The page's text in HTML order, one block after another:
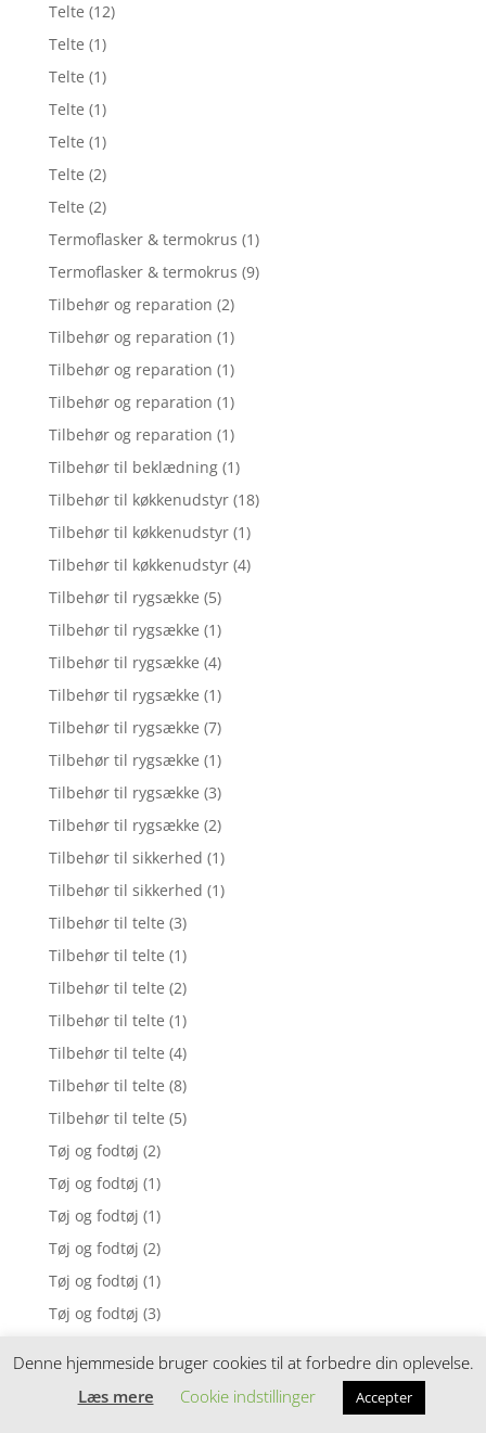
Telte (12)
Telte (1)
Telte (1)
Telte (1)
Telte (1)
Telte (2)
Telte (2)
Termoflasker & termokrus (1)
Termoflasker & termokrus (9)
Tilbehør og reparation (2)
Tilbehør og reparation (1)
Tilbehør og reparation (1)
Tilbehør og reparation (1)
Tilbehør og reparation (1)
Tilbehør til beklædning (1)
Tilbehør til køkkenudstyr (18)
Tilbehør til køkkenudstyr (1)
Tilbehør til køkkenudstyr (4)
Tilbehør til rygsække (5)
Tilbehør til rygsække (1)
Tilbehør til rygsække (4)
Tilbehør til rygsække (1)
Tilbehør til rygsække (7)
Tilbehør til rygsække (1)
Tilbehør til rygsække (3)
Tilbehør til rygsække (2)
Tilbehør til sikkerhed (1)
Tilbehør til sikkerhed (1)
Tilbehør til telte (3)
Tilbehør til telte (1)
Tilbehør til telte (2)
Tilbehør til telte (1)
Tilbehør til telte (4)
Tilbehør til telte (8)
Tilbehør til telte (5)
Tøj og fodtøj (2)
Tøj og fodtøj (1)
Tøj og fodtøj (1)
Tøj og fodtøj (2)
Tøj og fodtøj (1)
Tøj og fodtøj (3)
Tøj og fodtøj
Tøj og fodtøj (1)
Denne hjemmeside bruger cookies til at forbedre din oplevelse.
Læs mere
Cookie indstillinger Accepter